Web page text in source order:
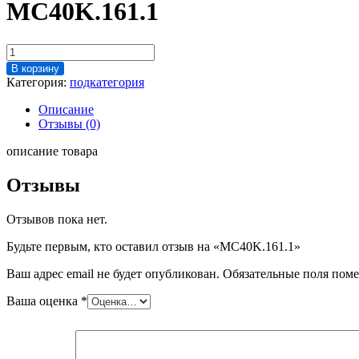
MC40K.161.1
Количество
товара
MC40K.161.1
В корзину
Категория: подкатегория
Описание
Отзывы (0)
описание товара
Отзывы
Отзывов пока нет.
Будьте первым, кто оставил отзыв на «MC40K.161.1»
Ваш адрес email не будет опубликован. Обязательные поля
Ваша оценка *